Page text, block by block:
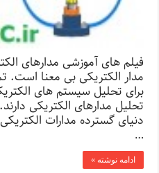
مدار الکتریکی بی معنا
برای تحلیل سیستم های
دنیای گسترده مدارات
…
ادامه نوشته »